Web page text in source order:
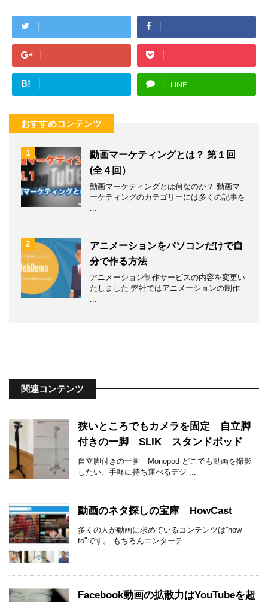
B! LINE
おすすめコンテンツ
1
動画マーケティングとは？ 第１回
(全４回）
動画マーケティングとは何なのか？ 動画マ
ーケティングのカテゴリーには多くの記事を
...
2
アニメーションをパソコンだけで自
分で作る方法
アニメーション制作サービスの内容を変更い
たしました 弊社ではアニメーションの制作
...
関連コンテンツ
狭いところでもカメラを固定 自立脚
付きの一脚 SLIK スタンドポッド
自立脚付きの一脚 Monopod どこでも動画を撮影
したい、手軽に持ち運べるデジ ...
動画のネタ探しの宝庫 HowCast
多くの人が動画に求めているコンテンツは”how
to"です。 もちろんエンターテ ...
Facebook動画の拡散力はYouTubeを超